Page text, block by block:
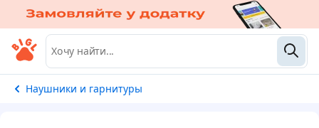
Наушники и гарнитуры